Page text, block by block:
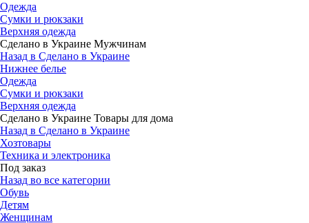
Одежда
Сумки и рюкзаки
Верхняя одежда
Сделано в Украине Мужчинам
Назад в Сделано в Украине
Нижнее белье
Одежда
Сумки и рюкзаки
Верхняя одежда
Сделано в Украине Товары для дома
Назад в Сделано в Украине
Хозтовары
Техника и электроника
Под заказ
Назад во все категории
Обувь
Детям
Женщинам